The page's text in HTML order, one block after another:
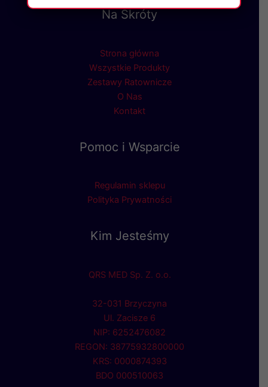
Na Skróty
Strona główna
Wszystkie Produkty
Zestawy Ratownicze
O Nas
Kontakt
Pomoc i Wsparcie
Regulamin sklepu
Polityka Prywatności
Kim Jesteśmy
QRS MED Sp. Z. o.o.
32-031 Brzyczyna
Ul. Zacisze 6
NIP: 6252476082
REGON: 38775932800000
KRS: 0000874393
BDO 000510063